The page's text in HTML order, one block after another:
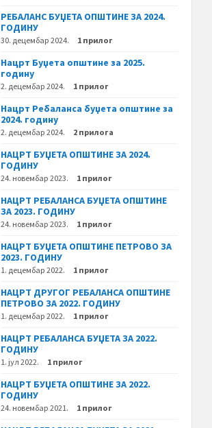
РЕБАЛАНС БУЏЕТА ОПШТИНЕ ЗА 2024.
ГОДИНУ
30. децембар 2024. 1 прилог
Нацрт Буџета општине за 2025.
годину
2. децембар 2024. 1 прилог
Нацрт Ребаланса буџета општине за
2024. годину
2. децембар 2024. 2 прилога
НАЦРТ БУЏЕТА ОПШТИНЕ ЗА 2024.
ГОДИНУ
24. новембар 2023. 1 прилог
НАЦРТ РЕБАЛАНСА БУЏЕТА ОПШТИНЕ
ЗА 2023. ГОДИНУ
24. новембар 2023. 1 прилог
НАЦРТ БУЏЕТА ОПШТИНЕ ПЕТРОВО ЗА
2023. ГОДИНУ
1. децембар 2022. 1 прилог
НАЦРТ ДРУГОГ РЕБАЛАНСА ОПШТИНЕ
ПЕТРОВО ЗА 2022. ГОДИНУ
1. децембар 2022. 1 прилог
НАЦРТ РЕБАЛАНСА БУЏЕТА ЗА 2022.
ГОДИНУ
1. јул 2022. 1 прилог
НАЦРТ БУЏЕТА ОПШТИНЕ ЗА 2022.
ГОДИНУ
24. новембар 2021. 1 прилог